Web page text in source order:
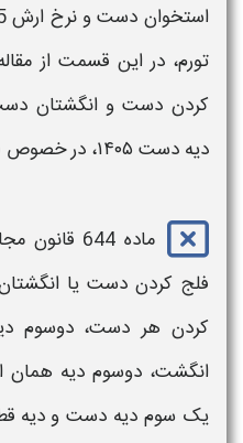
استخوان دستو نرخ ارش 1405
تورم، در این قسمت از
کردن دست و انگشتان
دیه دست ۱۴۰۵​،
در خصوص
ماده 644 قانون مجازات اسلامی، در خصوص
فلج کردن دست یا
کردن هر دست، دوسوم
انگشت، دوسوم دیه همان
یک سوم دیه دست و دیه